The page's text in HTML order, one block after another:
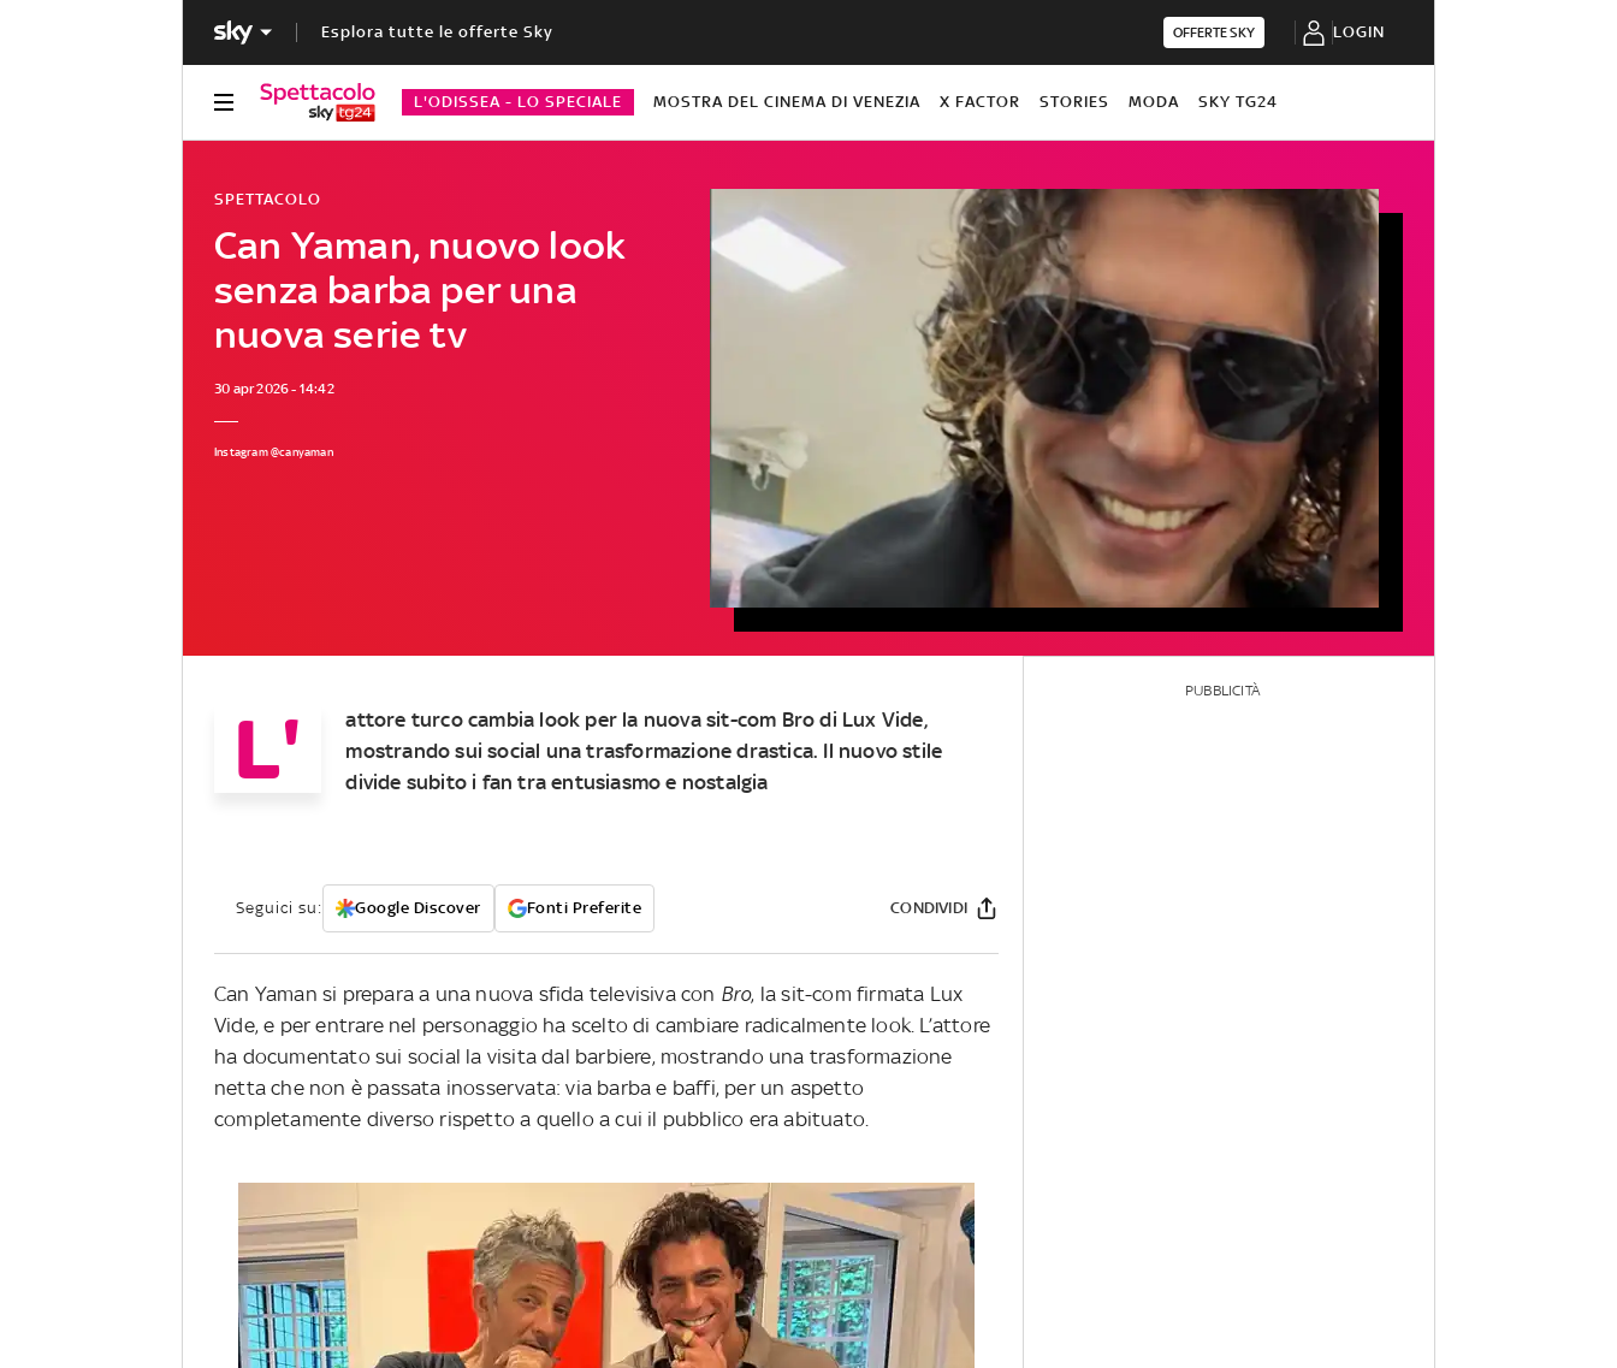
Esplora tutte le offerte Sky OFFERTE SKY LOGIN
L'ODISSEA - LO SPECIALE MOSTRA DEL CINEMA DI VENEZIA X FACTOR STORIES MODA SKY TG24
Can Yaman, nuovo look
senza barba per una
nuova serie tv
SPETTACOLO
30 apr 2026 - 14:42
Instagram @canyaman
L'
attore turco cambia look per la nuova sit-com Bro di Lux Vide,
mostrando sui social una trasformazione drastica. Il nuovo stile
divide subito i fan tra entusiasmo e nostalgia
Seguici su: Google Discover Fonti Preferite CONDIVIDI
Can Yaman si prepara a una nuova sfida televisiva con Bro, la sit-com firmata Lux
Vide, e per entrare nel personaggio ha scelto di cambiare radicalmente look. L’attore
ha documentato sui social la visita dal barbiere, mostrando una trasformazione
netta che non è passata inosservata: via barba e baffi, per un aspetto
completamente diverso rispetto a quello a cui il pubblico era abituato.
PUBBLICITÀ